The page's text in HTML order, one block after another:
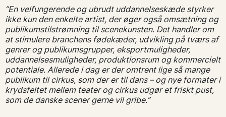
”En velfungerende og ubrudt uddannelseskæde styrker
ikke kun den enkelte artist, der øger også omsætning og
publikumstilstrømning til scenekunsten. Det handler om
at stimulere branchens fødekæder, udvikling på tværs af
genrer og publikumsgrupper, eksportmuligheder,
uddannelsesmuligheder, produktionsrum og kommercielt
potentiale. Allerede i dag er der omtrent lige så mange
publikum til cirkus, som der er til dans – og nye formater i
krydsfeltet mellem teater og cirkus udgør et friskt pust,
som de danske scener gerne vil gribe.”